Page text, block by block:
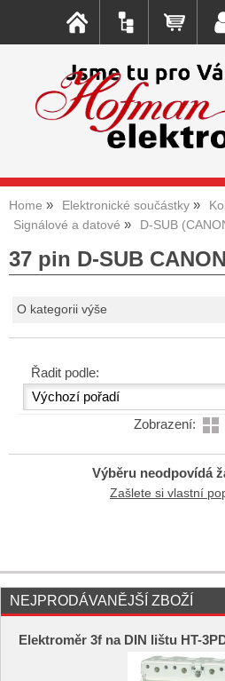
Home Elektronické součástky
Signálové a datové
D-SUB
37 pin D-SUB
O kategorii výše
Řadit podle:
Zobrazení:
Výběru neodpovídá
Zašlete si vlastní
NEJPRODÁVANĚJŠÍ ZBOŽÍ
Elektroměr 3f na DIN lištu HT-